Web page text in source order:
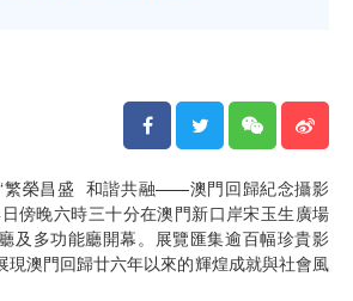
繁榮昌盛 和諧共融——澳門回歸紀念攝影
傍晚六時三十分在澳門新口岸宋玉生廣場
及多功能廳開幕。展覽匯集逾百幅珍貴影
現澳門回歸廿六年以來的輝煌成就與社會風